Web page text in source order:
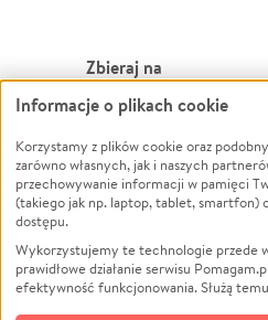
Zbieraj na
Leczenie
Zwierzęta
Pożar
Ukraina
Pomoc Finansowa
Projekty
Informacje o plikach cookie
Korzystamy z plików cookie oraz
zarówno własnych, jak i naszych
przechowywanie informacji w pamięci
(takiego jak np. laptop, tablet, smartfon)
dostępu.
Wykorzystujemy te technologie przede
prawidłowe działanie serwisu
efektywność funkcjonowania. Służą